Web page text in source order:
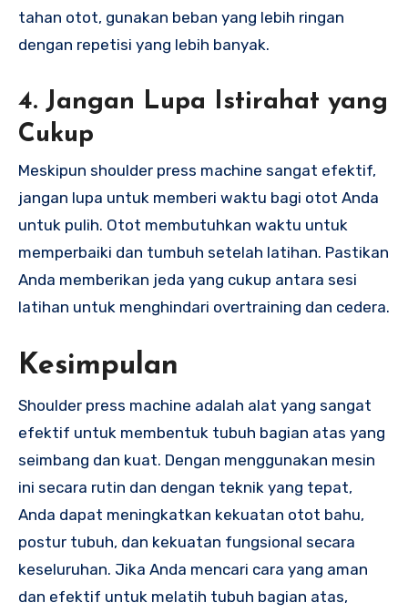
tahan otot, gunakan beban yang lebih ringan
dengan repetisi yang lebih banyak.
4. Jangan Lupa Istirahat yang
Cukup
Meskipun shoulder press machine sangat efektif,
jangan lupa untuk memberi waktu bagi otot Anda
untuk pulih. Otot membutuhkan waktu untuk
memperbaiki dan tumbuh setelah latihan. Pastikan
Anda memberikan jeda yang cukup antara sesi
latihan untuk menghindari overtraining dan cedera.
Kesimpulan
Shoulder press machine adalah alat yang sangat
efektif untuk membentuk tubuh bagian atas yang
seimbang dan kuat. Dengan menggunakan mesin
ini secara rutin dan dengan teknik yang tepat,
Anda dapat meningkatkan kekuatan otot bahu,
postur tubuh, dan kekuatan fungsional secara
keseluruhan. Jika Anda mencari cara yang aman
dan efektif untuk melatih tubuh bagian atas,